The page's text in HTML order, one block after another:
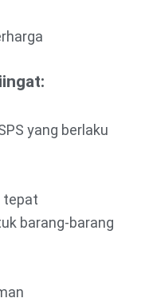
yang berlaku
tepat
barang-barang